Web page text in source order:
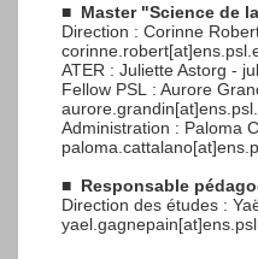
■ Master "Science de
Direction : Corinne
ATER : Juliette Astorg -
Fellow PSL : Aurore
Administration : Paloma
■ Responsable
Direction des études :